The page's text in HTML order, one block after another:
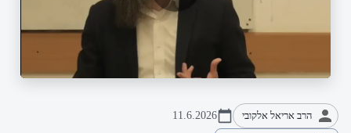
הרב אריאל אלקובי 11.6.2026